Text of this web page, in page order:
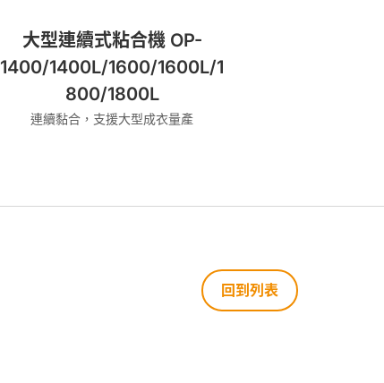
大型連續式粘合機 OP-
1400/1400L/1600/1600L/1
800/1800L
連續黏合，支援大型成衣量產
回到列表